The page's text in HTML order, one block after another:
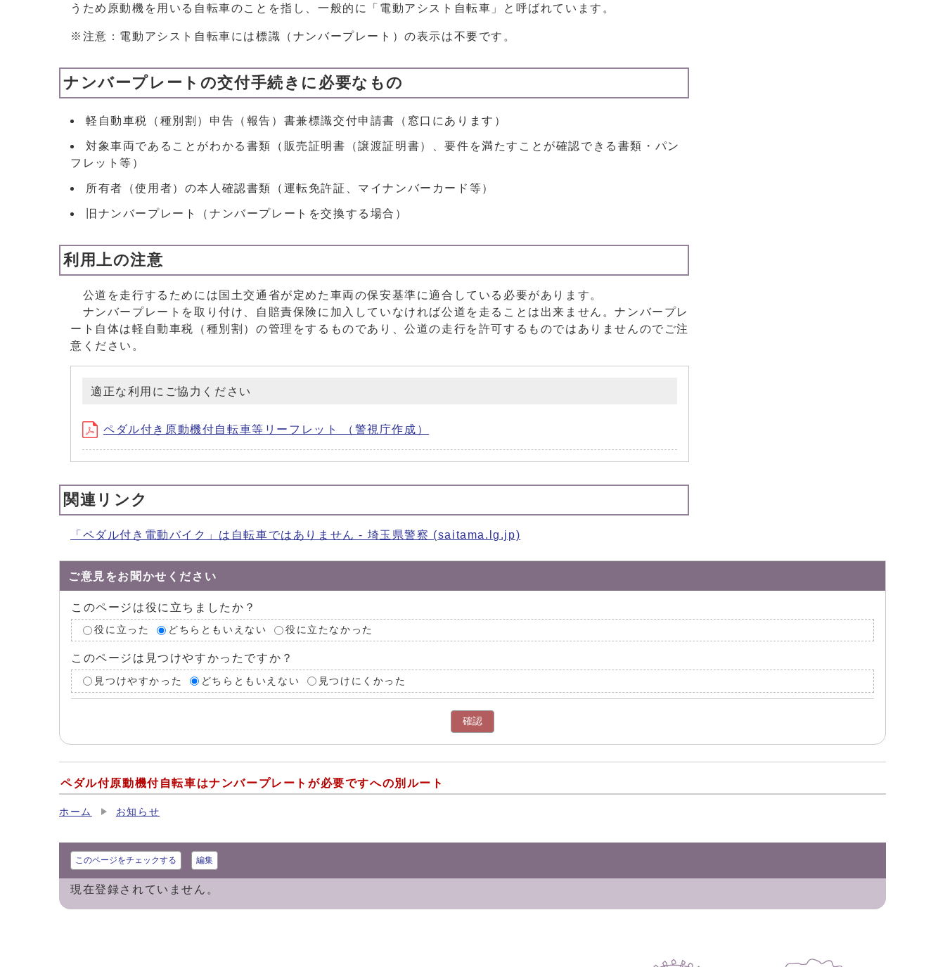
うため原動機を用いる自転車のことを指し、一般的に「電動アシスト自転車」と呼ばれています。
※注意：電動アシスト自転車には標識（ナンバープレート）の表示は不要です。
ナンバープレートの交付手続きに必要なもの
軽自動車税（種別割）申告（報告）書兼標識交付申請書（窓口にあります）
対象車両であることがわかる書類（販売証明書（譲渡証明書）、要件を満たすことが確認できる書類・パン
フレット等）
所有者（使用者）の本人確認書類（運転免許証、マイナンバーカード等）
旧ナンバープレート（ナンバープレートを交換する場合）
利用上の注意
公道を走行するためには国土交通省が定めた車両の保安基準に適合している必要があります。
ナンバープレートを取り付け、自賠責保険に加入していなければ公道を走ることは出来ません。ナンバープレ
ート自体は軽自動車税（種別割）の管理をするものであり、公道の走行を許可するものではありませんのでご注
意ください。
適正な利用にご協力ください
ペダル付き原動機付自転車等リーフレット （警視庁作成）
関連リンク
「ペダル付き電動バイク」は自転車ではありません - 埼玉県警察 (saitama.lg.jp)
ご意見をお聞かせください
このページは役に立ちましたか？
役に立った どちらともいえない 役に立たなかった
このページは見つけやすかったですか？
見つけやすかった どちらともいえない 見つけにくかった
確認
ペダル付原動機付自転車はナンバープレートが必要ですへの別ルート
ホーム お知らせ
このページをチェックする 編集
現在登録されていません。